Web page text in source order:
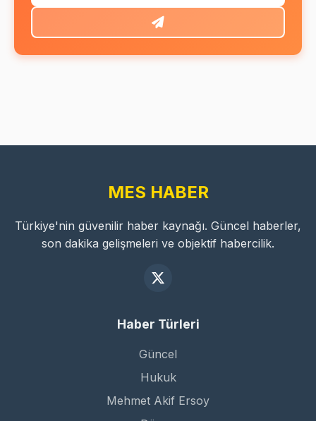
MES HABER
Türkiye'nin güvenilir haber kaynağı. Güncel haberler,
son dakika gelişmeleri ve objektif habercilik.
Haber Türleri
Güncel
Hukuk
Mehmet Akif Ersoy